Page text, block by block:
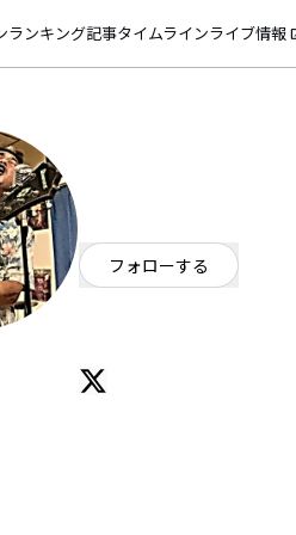
ランキング記事タイムラインライブ情報
フォローする